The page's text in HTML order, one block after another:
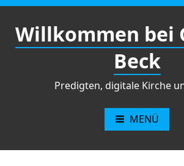
Zum
springen
Willkommen bei
Beck
Predigten, digitale Kirche
MENÜ